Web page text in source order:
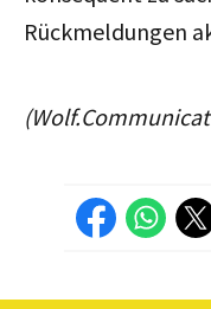
Rückmeldungen